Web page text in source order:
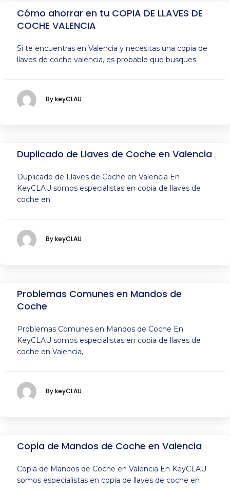
Cómo ahorrar en tu COPIA DE LLAVES DE
COCHE VALENCIA
Si te encuentras en Valencia y necesitas una copia de
llaves de coche valencia, es probable que busques
By keyCLAU
Duplicado de Llaves de Coche en Valencia
Duplicado de Llaves de Coche en Valencia En
KeyCLAU somos especialistas en copia de llaves de
coche en
By keyCLAU
Problemas Comunes en Mandos de
Coche
Problemas Comunes en Mandos de Coche En
KeyCLAU somos especialistas en copia de llaves de
coche en Valencia,
By keyCLAU
Copia de Mandos de Coche en Valencia
Copia de Mandos de Coche en Valencia En KeyCLAU
somos especialistas en copia de llaves de coche en